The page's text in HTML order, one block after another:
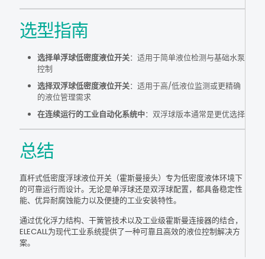
选型指南
选择单浮球低密度液位开关：适用于简单液位检测与基础水泵
控制
选择双浮球低密度液位开关：适用于高/低液位监测或更精确
的液位管理需求
在连续运行的工业自动化系统中：双浮球版本通常是更优选择
总结
直杆式低密度浮球液位开关（霍斯曼接头）专为低密度液体环境下
的可靠运行而设计。无论是单浮球还是双浮球配置，都具备稳定性
能、优异耐腐蚀能力以及便捷的工业安装特性。
通过优化浮力结构、干簧管技术以及工业级霍斯曼连接器的结合，
ELECALL为现代工业系统提供了一种可靠且高效的液位控制解决方
案。